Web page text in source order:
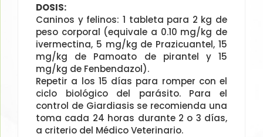
DOSIS:
Caninos y felinos: 1 tableta para 2 kg de
peso corporal (equivale a 0.10 mg/kg de
ivermectina, 5 mg/kg de Prazicuantel, 15
mg/kg de Pamoato de pirantel y 15
mg/kg de Fenbendazol).
Repetir a los 15 días para romper con el
ciclo biológico del parásito. Para el
control de Giardiasis se recomienda una
toma cada 24 horas durante 2 o 3 días,
a criterio del Médico Veterinario.